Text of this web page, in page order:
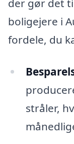
der gør det
boligejere i
fordele, du
stråler,